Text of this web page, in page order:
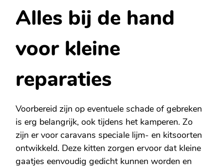
Alles bij de hand
voor kleine
reparaties
Voorbereid zijn op eventuele schade of gebreken
is erg belangrijk, ook tijdens het kamperen. Zo
zijn er voor caravans speciale lijm- en kitsoorten
ontwikkeld. Deze kitten zorgen ervoor dat kleine
gaatjes eenvoudig gedicht kunnen worden en